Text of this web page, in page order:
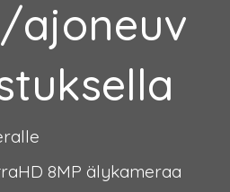
ajoneuv
8MP älykameraa